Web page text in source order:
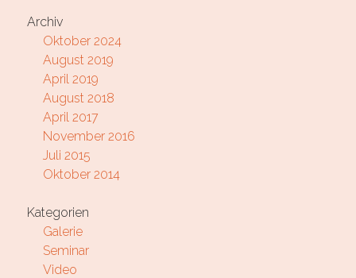
Archiv
Oktober 2024
August 2019
April 2019
August 2018
April 2017
November 2016
Juli 2015
Oktober 2014
Kategorien
Galerie
Seminar
Video